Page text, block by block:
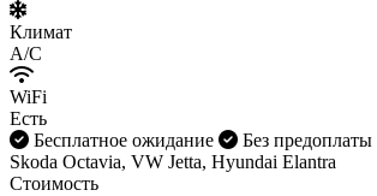
Климат
A/C
WiFi
Есть
Бесплатное ожидание
Без предоплаты
Skoda Octavia, VW Jetta, Hyundai Elantra
Стоимость